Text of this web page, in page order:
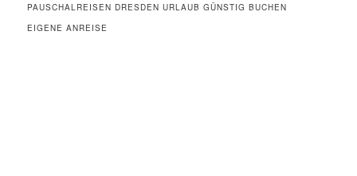
PAUSCHALREISEN DRESDEN URLAUB GÜNSTIG BUCHEN
EIGENE ANREISE